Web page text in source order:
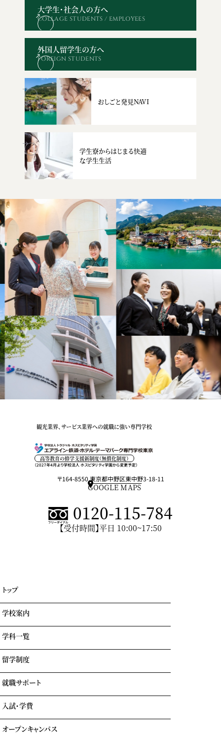
資料請求 オープン
大学生・社会人の方へ
COLLAGE STUDENTS / EMPLOYEES
外国人留学生の方へ
FOREIGN STUDENTS
おしごと発見NAVI
学生寮からはじまる快適
な学生生活
観光業界、サービス業界への就職に強い専門学校
高等教育の修学支援新制度（無償化制度）
（2027年4月より学校法人 ホスピタリティ学園から変更予定）
〒164-8550 東京都中野区東中野3-18-11
GOOGLE MAPS
0120-115-784
【受付時間】平日 10:00~17:50
トップ
学校案内
学園情報・教育理念
リアルな実習室
業界出身の自慢の講師陣
学科一覧
エアライン科
ホテル科
テーマパーク科
留学制度
GOTEMBA ENGLISH CAMP
就職サポート
就職内定実績一覧
入試・学費
学費について
オープンキャンパス